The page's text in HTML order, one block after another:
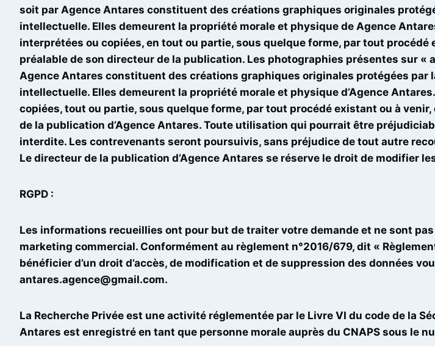
soit par Agence Antares constituent des créations graphiques originales
intellectuelle. Elles demeurent la propriété morale et physique de Agence
interprétées ou copiées, en tout ou partie, sous quelque forme, par tout
préalable de son directeur de la publication. Les photographies présentes sur
Agence Antares constituent des créations graphiques originales protégées par
intellectuelle. Elles demeurent la propriété morale et physique d’Agence
copiées, tout ou partie, sous quelque forme, par tout procédé existant ou à
de la publication d’Agence Antares. Toute utilisation qui pourrait être
interdite. Les contrevenants seront poursuivis, sans préjudice de tout autre
Le directeur de la publication d’Agence Antares se réserve le droit de modifier
RGPD :
Les informations recueillies ont pour but de traiter votre demande et ne sont
marketing commercial. Conformément au règlement n°2016/679, dit «
bénéficier d’un droit d’accès, de modification et de suppression des données
antares.agence@gmail.com.
La Recherche Privée est une activité réglementée par le Livre VI du code de la
Antares est enregistré en tant que personne morale auprès du CNAPS sous le